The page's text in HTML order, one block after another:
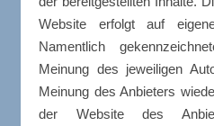
Website erfolgt auf
Namentlich
Meinung des jeweiligen
Meinung des Anbieters
der Website des